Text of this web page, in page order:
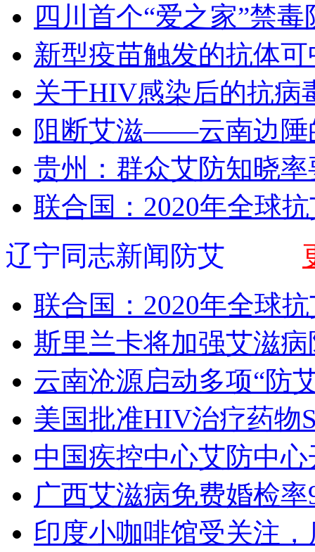
四川首个“爱之家”禁
新型疫苗触发的抗体
关于HIV感染后的抗病
阻断艾滋——云南边陲
贵州：群众艾防知晓率
联合国：2020年全球
辽宁同志新闻防艾
联合国：2020年全球
斯里兰卡将加强艾滋
云南沧源启动多项“防
美国批准HIV治疗药物
中国疾控中心艾防中
广西艾滋病免费婚检
印度小咖啡馆受关注